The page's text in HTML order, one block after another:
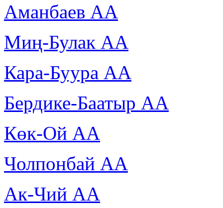
Аманбаев АА
Миң-Булак АА
Кара-Буура АА
Бердике-Баатыр АА
Көк-Ой АА
Чолпонбай АА
Ак-Чий АА